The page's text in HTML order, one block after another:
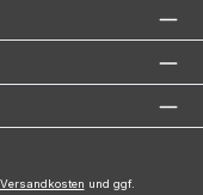
Versandkosten und ggf.